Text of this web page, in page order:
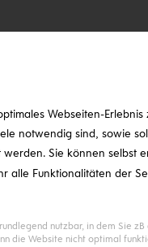
Ihren
Meissl
Ihrer
wiePhotovoltaik,
Webseiten-
notwendig sind, sowie
Sie können selbst
alle Funktionalitäten der
nutzbar, in dem Sie
die Website nicht optimal